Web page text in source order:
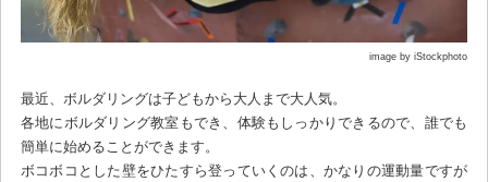
image by iStockphoto
最近、ボルダリングは子どもから大人まで大人気。
各地にボルダリング教室もでき、体験もしっかりできるので、誰でも
簡単に始めることができます。
ボコボコとした壁をひたすら登っていくのは、かなりの運動量ですが